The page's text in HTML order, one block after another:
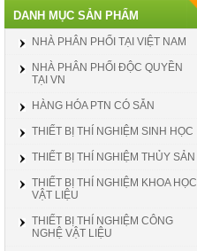
DANH MỤC SẢN PHẨM
NHÀ PHÂN PHỐI TẠI VIỆT NAM
NHÀ PHÂN PHỐI ĐỘC QUYỀN
TẠI VN
HÀNG HÓA PTN CÓ SẴN
THIẾT BỊ THÍ NGHIỆM SINH HỌC
THIẾT BỊ THÍ NGHIỆM THỦY SẢN
THIẾT BỊ THÍ NGHIỆM KHOA HỌC
VẬT LIỆU
THIẾT BỊ THÍ NGHIỆM CÔNG
NGHỆ VẬT LIỆU